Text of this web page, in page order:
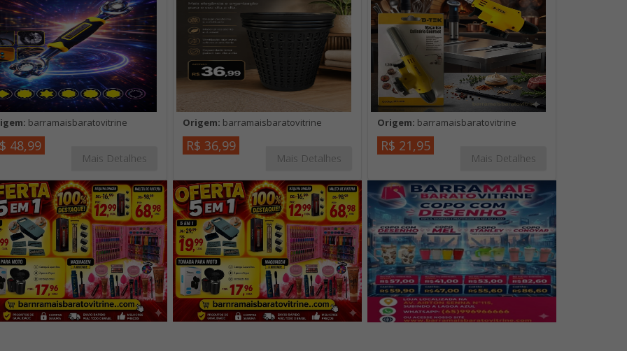
barramaisbaratovitrine
48,99
Mais Detalhes
Origem: barramaisbaratovitrine
R$ 36,99
Mais Detalhes
Origem: barramaisbaratovitrine
R$ 21,95
Mais Detalhes